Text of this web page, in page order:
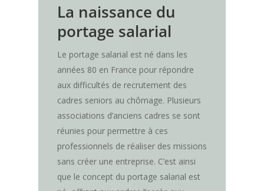
La naissance du
portage salarial
Le portage salarial est né dans les
années 80 en France pour répondre
aux difficultés de recrutement des
cadres seniors au chômage. Plusieurs
associations d’anciens cadres se sont
réunies pour permettre à ces
professionnels de réaliser des missions
sans créer une entreprise. C’est ainsi
que le concept du portage salarial est